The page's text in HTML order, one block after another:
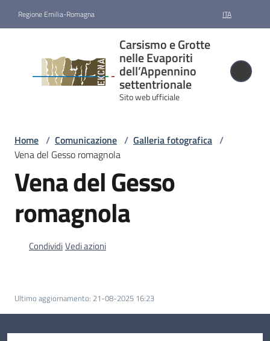
Regione Emilia-Romagna ITA
Carsismo e Grotte
nelle Evaporiti
dell’Appennino
settentrionale
Sito web ufficiale
Carsismo e
Grotte nelle
Evaporiti
dell’Appennino
settentrionale
e
riconoscimento
Comunicazione
Home / Comunicazione / Galleria fotografica /
Vena del Gesso romagnola
Vena del Gesso
romagnola
CondividiVedi azioni
Ultimo aggiornamento: 21-08-2025 16:23